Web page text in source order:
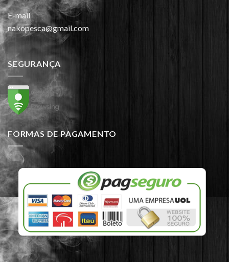
E-mail
nakopesca@gmail.com
SEGURANÇA
FORMAS DE PAGAMENTO